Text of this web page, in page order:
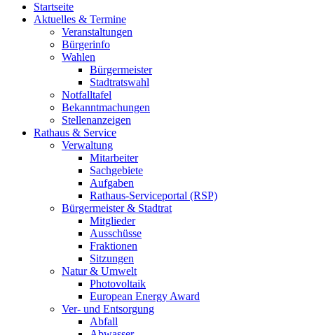
Startseite
Aktuelles & Termine
Veranstaltungen
Bürgerinfo
Wahlen
Bürgermeister
Stadtratswahl
Notfalltafel
Bekanntmachungen
Stellenanzeigen
Rathaus & Service
Verwaltung
Mitarbeiter
Sachgebiete
Aufgaben
Rathaus-Serviceportal (RSP)
Bürgermeister & Stadtrat
Mitglieder
Ausschüsse
Fraktionen
Sitzungen
Natur & Umwelt
Photovoltaik
European Energy Award
Ver- und Entsorgung
Abfall